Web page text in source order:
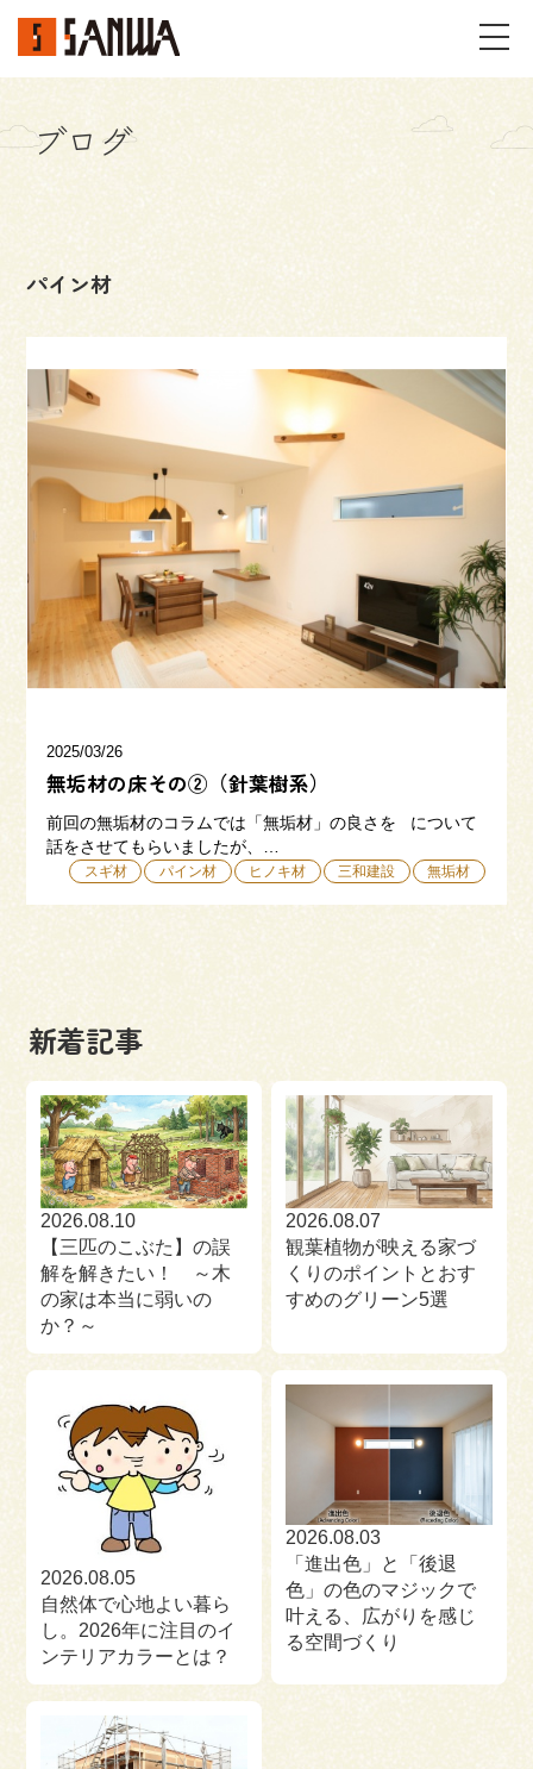
イベント・見学会
不動産情報
事例
お客様の声
私たちのこと
三和建設の強み
会社概要
採用情報
054-365-3838
来場予約 お問い合わせ 資料請求
ブログ
パイン材
2025/03/26
無垢材の床その②（針葉樹系）
前回の無垢材のコラムでは「無垢材」の良さを について
話をさせてもらいましたが、…
スギ材 パイン材 ヒノキ材 三和建設 無垢材
新着記事
2026.08.10
【三匹のこぶた】の誤
解を解きたい！ ～木
の家は本当に弱いの
か？～
2026.08.07
観葉植物が映える家づ
くりのポイントとおす
すめのグリーン5選
2026.08.05
自然体で心地よい暮ら
し。2026年に注目のイ
ンテリアカラーとは？
2026.08.03
「進出色」と「後退
色」の色のマジックで
叶える、広がりを感じ
る空間づくり